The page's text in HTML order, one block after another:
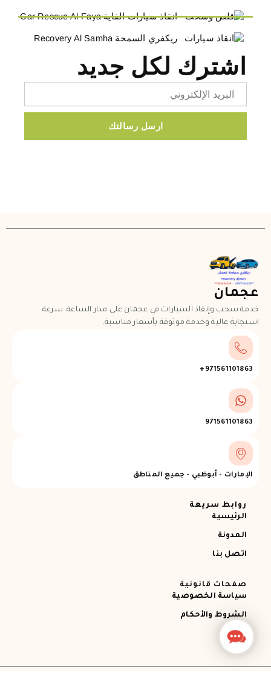
انقاذ سيارات الفاية Car Rescue Al-Faya
ريكفري السمحة Recovery Al Samha
اشترك لكل جديد
ارسل رسالتك
عجمان
خدمة سحب وإنقاذ السيارات في عجمان على مدار الساعة. سرعة
استجابة عالية وخدمة موثوقة بأسعار مناسبة.
971561101863+
971561101863
الإمارات - أبوظبي - جميع المناطق
روابط سريعة
الرئيسية
المدونة
اتصل بنا
صفحات قانونية
سياسة الخصوصية
الشروط والأحكام
Contact
Us